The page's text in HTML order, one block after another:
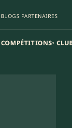
BLOGS PARTENAIRES
COMPÉTITIONS▾